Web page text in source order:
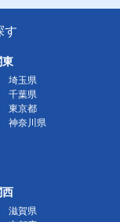
す
埼玉県
千葉県
東京都
神奈川県
滋賀県